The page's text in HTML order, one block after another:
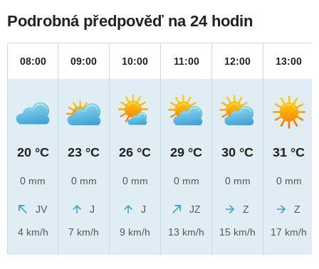
Podrobná předpověď na 24 hodin
08:00
20 °C
0 mm
JV
4 km/h
09:00
23 °C
0 mm
J
7 km/h
10:00
26 °C
0 mm
J
9 km/h
11:00
29 °C
0 mm
JZ
13 km/h
12:00
30 °C
0 mm
Z
15 km/h
13:00
31 °C
0 mm
Z
17 km/h